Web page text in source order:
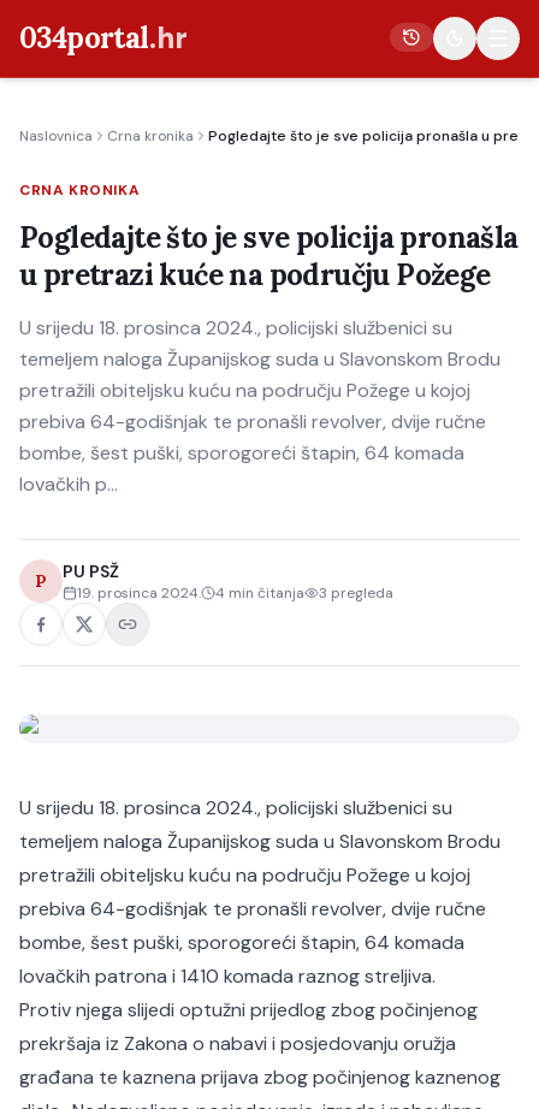
034portal.hr
Crna kronika
Poljoprivreda
Politika
Gospodarstvo
Život
Kultura
Sport
Naslovnica Crna kronika Pogledajte što je sve policija pronašla u
CRNA KRONIKA
Pogledajte što je sve policija pronašla
u pretrazi kuće na području Požege
U srijedu 18. prosinca 2024., policijski službenici su
temeljem naloga Županijskog suda u Slavonskom Brodu
pretražili obiteljsku kuću na području Požege u kojoj
prebiva 64-godišnjak te pronašli revolver, dvije ručne
bombe, šest puški, sporogoreći štapin, 64 komada
lovačkih p…
P PU PSŽ
19. prosinca 2024. 4 min čitanja 3 pregleda
U srijedu 18. prosinca 2024., policijski službenici su
temeljem naloga Županijskog suda u Slavonskom Brodu
pretražili obiteljsku kuću na području Požege u kojoj
prebiva 64-godišnjak te pronašli revolver, dvije ručne
bombe, šest puški, sporogoreći štapin, 64 komada
lovačkih patrona i 1410 komada raznog streljiva.
Protiv njega slijedi optužni prijedlog zbog počinjenog
prekršaja iz Zakona o nabavi i posjedovanju oružja
građana te kaznena prijava zbog počinjenog kaznenog